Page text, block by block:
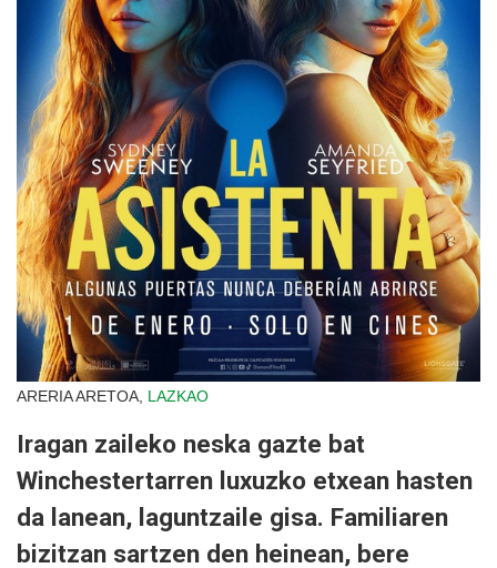
ARERIA ARETOA, LAZKAO
Iragan zaileko neska gazte bat
Winchestertarren luxuzko etxean hasten
da lanean, laguntzaile gisa. Familiaren
bizitzan sartzen den heinean, bere